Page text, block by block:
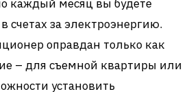
каждый месяц вы будете
счетах за электроэнергию.
оправдан только как
– для съемной квартиры или
установить